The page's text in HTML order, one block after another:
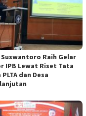
Suswantoro Raih Gelar
IPB Lewat Riset Tata
dan Desa